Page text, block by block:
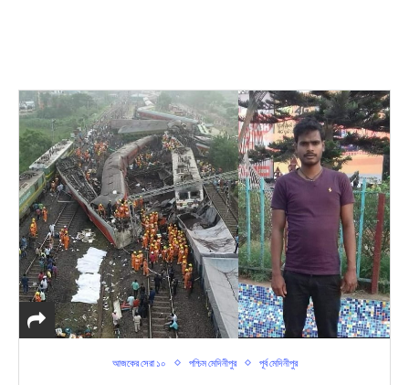
আজকের সেরা ১০ পশ্চিম মেদিনীপুর পূর্ব মেদিনীপুর